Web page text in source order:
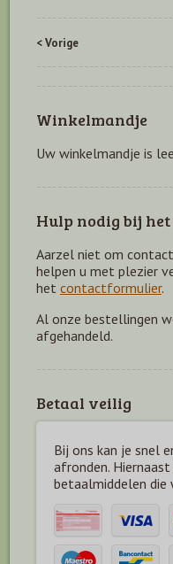
< Vorige
Winkelmandje
Uw winkelmandje is
Hulp nodig bij het
Aarzel niet om
helpen u met plezier
het contactformulier.
Al onze bestellingen
afgehandeld.
Betaal veilig
Bij ons kan je snel
afronden.
betaalmiddelen die